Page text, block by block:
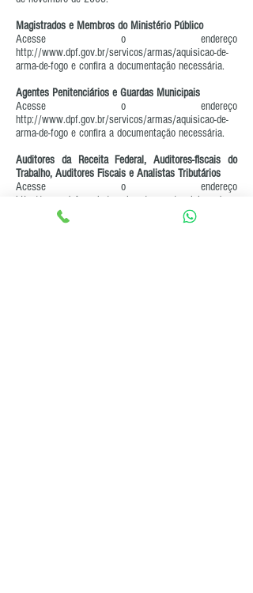
Magistrados e Membros do Ministério Público
Acesse o endereço
http://www.dpf.gov.br/servicos/armas/aquisicao-de-
arma-de-fogo e confira a documentação necessária.
Agentes Penitenciários e Guardas Municipais
Acesse o endereço
http://www.dpf.gov.br/servicos/armas/aquisicao-de-
arma-de-fogo e confira a documentação necessária.
Auditores da Receita Federal, Auditores-fiscais do
Trabalho, Auditores Fiscais e Analistas Tributários
Acesse o endereço
http://www.dpf.gov.br/servicos/armas/aquisicao-de-
arma-de-fogo
e confira a documentação necessária.